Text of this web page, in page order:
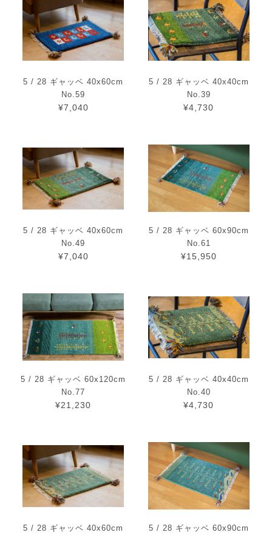
5 / 28 ギャッベ 40x60cm
No.59
¥7,040
5 / 28 ギャッベ 40x40cm
No.39
¥4,730
5 / 28 ギャッベ 40x60cm
No.49
¥7,040
5 / 28 ギャッベ 60x90cm
No.61
¥15,950
5 / 28 ギャッベ 60x120cm
No.77
¥21,230
5 / 28 ギャッベ 40x40cm
No.40
¥4,730
5 / 28 ギャッベ 40x60cm
5 / 28 ギャッベ 60x90cm